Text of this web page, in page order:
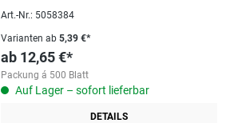
Art.-Nr.: 5058384
Varianten ab5,39 €*
ab 12,65 €*
Packung á 500 Blatt
Auf Lager – sofort lieferbar
DETAILS